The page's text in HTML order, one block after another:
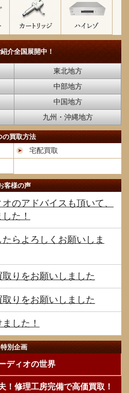
介全国展開中！
東北地方
中部地方
中国地方
九州・沖縄地方
の買取方法
宅配買取
客様の声
のアドバイスも頂いて、
た！
らよろしくお願いしま
りをお願いしました
りをお願いしました
した！
特別企画
ディオの世界
！修理工房完備で高価買取！